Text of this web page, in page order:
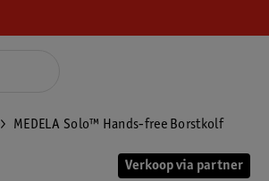
MEDELA Solo™ Hands-free Borstkolf
Verkoop via partner